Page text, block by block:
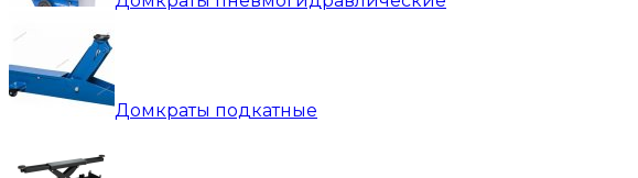
Домкраты подкатные